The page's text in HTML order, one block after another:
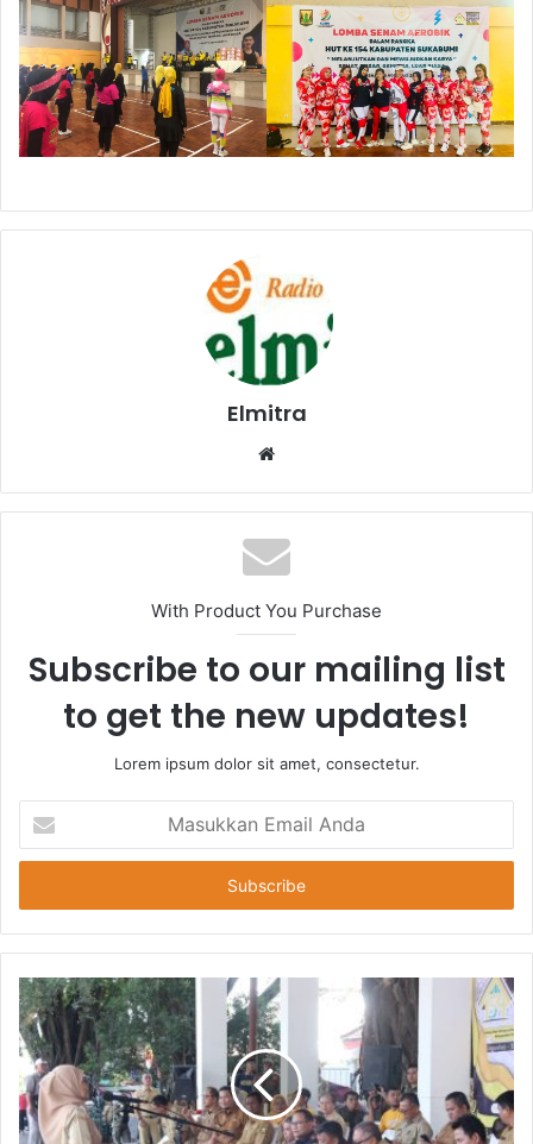
Elmitra
Website
With Product You Purchase
Subscribe to our mailing list
to get the new updates!
Lorem ipsum dolor sit amet, consectetur.
Email
Anda